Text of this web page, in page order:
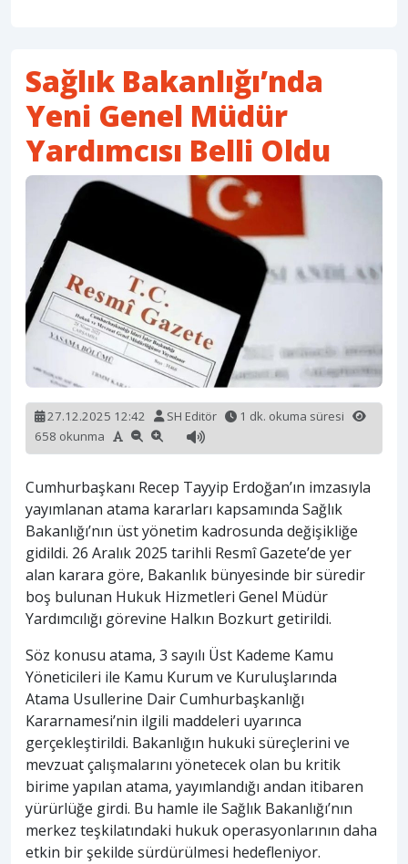
Sağlık Bakanlığı’nda
Yeni Genel Müdür
Yardımcısı Belli Oldu
27.12.2025 12:42 SH Editör
1 dk. okuma süresi
658 okunma
Cumhurbaşkanı Recep Tayyip Erdoğan’ın imzasıyla
yayımlanan atama kararları kapsamında Sağlık
Bakanlığı’nın üst yönetim kadrosunda değişikliğe
gidildi. 26 Aralık 2025 tarihli Resmî Gazete’de yer
alan karara göre, Bakanlık bünyesinde bir süredir
boş bulunan Hukuk Hizmetleri Genel Müdür
Yardımcılığı görevine Halkın Bozkurt getirildi.
Söz konusu atama, 3 sayılı Üst Kademe Kamu
Yöneticileri ile Kamu Kurum ve Kuruluşlarında
Atama Usullerine Dair Cumhurbaşkanlığı
Kararnamesi’nin ilgili maddeleri uyarınca
gerçekleştirildi. Bakanlığın hukuki süreçlerini ve
mevzuat çalışmalarını yönetecek olan bu kritik
birime yapılan atama, yayımlandığı andan itibaren
yürürlüğe girdi. Bu hamle ile Sağlık Bakanlığı’nın
merkez teşkilatındaki hukuk operasyonlarının daha
etkin bir şekilde sürdürülmesi hedefleniyor.